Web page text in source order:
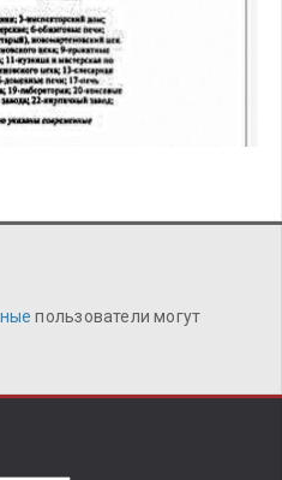
пользователи могут